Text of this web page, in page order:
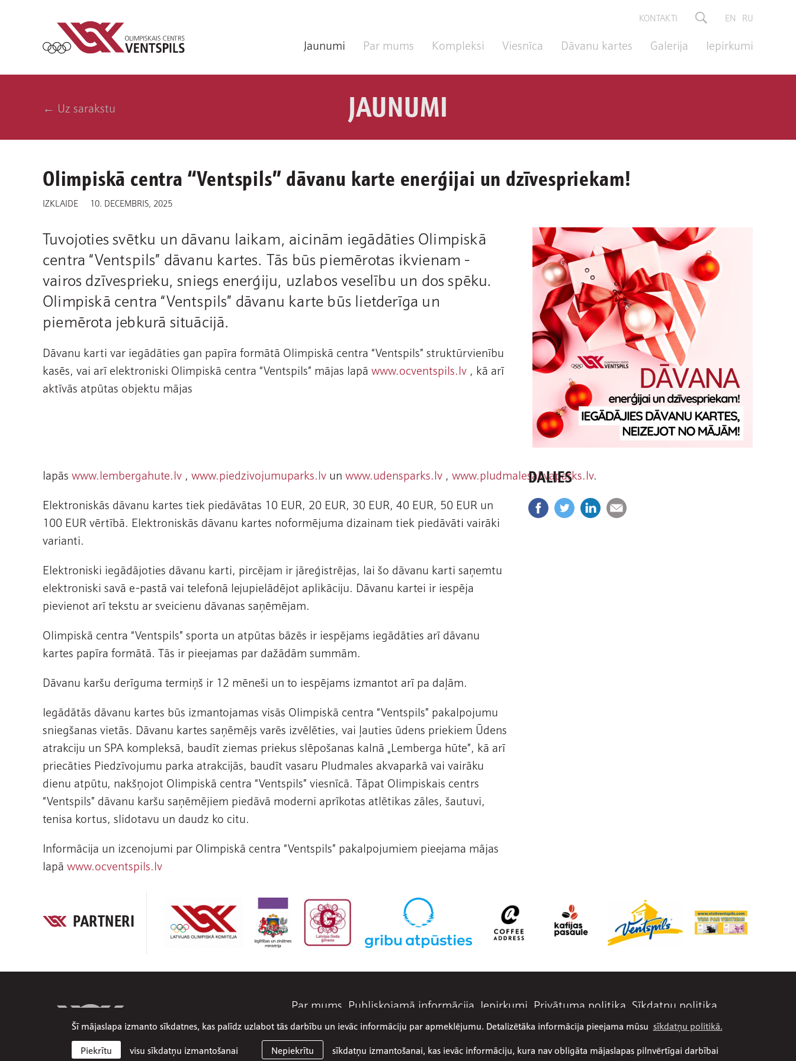
Šī mājaslapa izmanto sīkdatnes, kas palīdz uzlabot tās darbību un ievāc informāciju par apmeklējumu. Detalizētāka informācija pieejama mūsu sīkdatņu politikā.
Nepiekrītu
sīkdatņu izmantošanai, kas ievāc informāciju, kura nav obligāta mājaslapas pilnvērtīgai darbībai
Piekrītu visu sīkdatņu izmantošanai
KONTAKTI EN RU
Jaunumi Par mums Kompleksi Viesnīca Dāvanu kartes Galerija Iepirkumi
← Uz sarakstu JAUNUMI
Olimpiskā centra “Ventspils” dāvanu karte enerģijai un dzīvespriekam!
IZKLAIDE 10. DECEMBRIS, 2025
Tuvojoties svētku un dāvanu laikam, aicinām iegādāties Olimpiskā
centra “Ventspils” dāvanu kartes. Tās būs piemērotas ikvienam -
vairos dzīvesprieku, sniegs enerģiju, uzlabos veselību un dos spēku.
Olimpiskā centra “Ventspils” dāvanu karte būs lietderīga un
piemērota jebkurā situācijā.
Dāvanu karti var iegādāties gan papīra formātā Olimpiskā centra “Ventspils” struktūrvienību
kasēs, vai arī elektroniski Olimpiskā centra “Ventspils” mājas lapāwww.ocventspils.lv , kā arī
aktīvās atpūtas objektu mājas
lapāswww.lembergahute.lv , www.piedzivojumuparks.lvunwww.udensparks.lv , www.pludmalesakvaparks.lv.
Elektroniskās dāvanu kartes tiek piedāvātas 10 EUR, 20 EUR, 30 EUR, 40 EUR, 50 EUR un
100 EUR vērtībā. Elektroniskās dāvanu kartes noformējuma dizainam tiek piedāvāti vairāki
varianti.
Elektroniski iegādājoties dāvanu karti, pircējam ir jāreģistrējas, lai šo dāvanu karti saņemtu
elektroniski savā e-pastā vai telefonā lejupielādējot aplikāciju. Dāvanu kartei ir iespēja
pievienot arī tekstu ar sveicienu dāvanas saņēmējam.
Olimpiskā centra “Ventspils” sporta un atpūtas bāzēs ir iespējams iegādāties arī dāvanu
kartes papīra formātā. Tās ir pieejamas par dažādām summām.
Dāvanu karšu derīguma termiņš ir 12 mēneši un to iespējams izmantot arī pa daļām.
Iegādātās dāvanu kartes būs izmantojamas visās Olimpiskā centra “Ventspils” pakalpojumu
sniegšanas vietās. Dāvanu kartes saņēmējs varēs izvēlēties, vai ļauties ūdens priekiem Ūdens
atrakciju un SPA kompleksā, baudīt ziemas priekus slēpošanas kalnā „Lemberga hūte”, kā arī
priecāties Piedzīvojumu parka atrakcijās, baudīt vasaru Pludmales akvaparkā vai vairāku
dienu atpūtu, nakšņojot Olimpiskā centra “Ventspils” viesnīcā. Tāpat Olimpiskais centrs
“Ventspils” dāvanu karšu saņēmējiem piedāvā moderni aprīkotas atlētikas zāles, šautuvi,
tenisa kortus, slidotavu un daudz ko citu.
Informācija un izcenojumi par Olimpiskā centra “Ventspils” pakalpojumiem pieejama mājas
lapāwww.ocventspils.lv
DALIES
PARTNERI
Par mums Publiskojamā informācija Iepirkumi Privātuma politika Sīkdatņu politika
© 2026 SIA Olimpiskais centrs Ventspils Mājaslapa: